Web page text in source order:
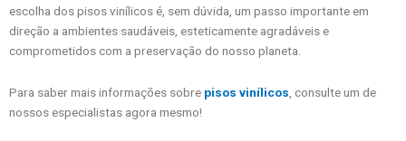
escolha dos pisos vinílicos é, sem dúvida, um passo importante em
direção a ambientes saudáveis, esteticamente agradáveis e
comprometidos com a preservação do nosso planeta.
Para saber mais informações sobre pisos vinílicos , consulte um de
nossos especialistas agora mesmo!